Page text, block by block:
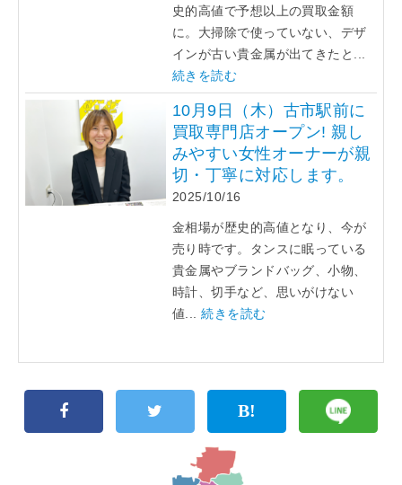
史的高値で予想以上の買取金額
に。大掃除で使っていない、デザ
インが古い貴金属が出てきたと...
続きを読む
10月9日（木）古市駅前に
買取専門店オープン! 親し
みやすい女性オーナーが親
切・丁寧に対応します。
2025/10/16
金相場が歴史的高値となり、今が
売り時です。タンスに眠っている
貴金属やブランドバッグ、小物、
時計、切手など、思いがけない
値...続きを読む